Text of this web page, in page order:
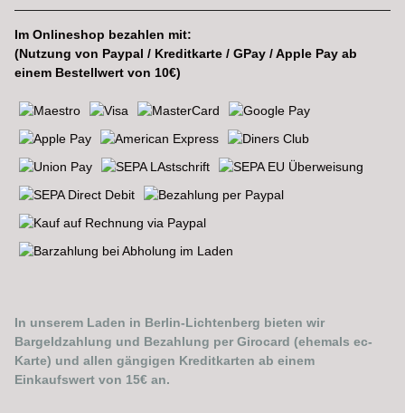
Im Onlineshop bezahlen mit:
(Nutzung von Paypal / Kreditkarte / GPay / Apple Pay ab
einem Bestellwert von 10€)
In unserem Laden in Berlin-Lichtenberg bieten wir
Bargeldzahlung und Bezahlung per Girocard (ehemals ec-
Karte) und allen gängigen Kreditkarten ab einem
Einkaufswert von 15€ an.